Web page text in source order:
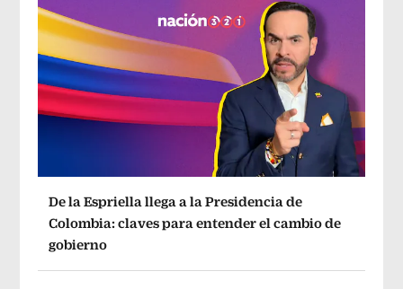
De la Espriella llega a la Presidencia de
Colombia: claves para entender el cambio de
gobierno